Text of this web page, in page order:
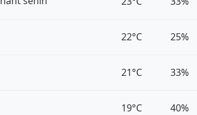
22°C 25%
21°C 33%
19°C 40%